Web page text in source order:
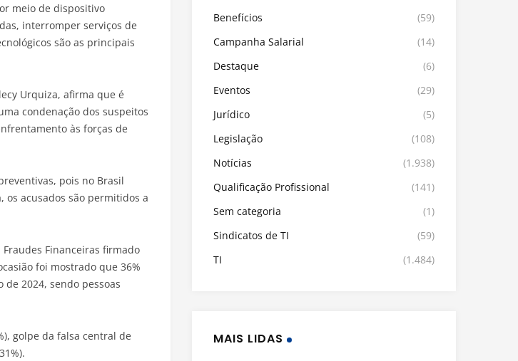
meio de dispositivo
interromper serviços de
são as principais
Urquiza, afirma que é
condenação dos suspeitos
às forças de
pois no Brasil
acusados são permitidos a
Financeiras firmado
foi mostrado que 36%
2024, sendo pessoas
golpe da falsa central de
Benefícios
(59)
Campanha Salarial
(14)
Destaque
(6)
Eventos
(29)
Jurídico
(5)
Legislação
(108)
Notícias
(1.938)
Qualificação Profissional
(141)
Sem categoria
(1)
Sindicatos de TI
(59)
TI
(1.484)
MAIS LIDAS